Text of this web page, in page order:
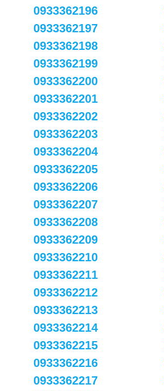
0933362196
0933362197
0933362198
0933362199
0933362200
0933362201
0933362202
0933362203
0933362204
0933362205
0933362206
0933362207
0933362208
0933362209
0933362210
0933362211
0933362212
0933362213
0933362214
0933362215
0933362216
0933362217